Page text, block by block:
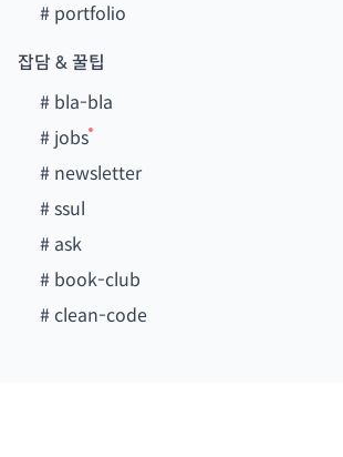
# portfolio
잡담 & 꿀팁
# bla-bla
# jobs
# newsletter
#ssul
# ask
# book-club
#clean-code